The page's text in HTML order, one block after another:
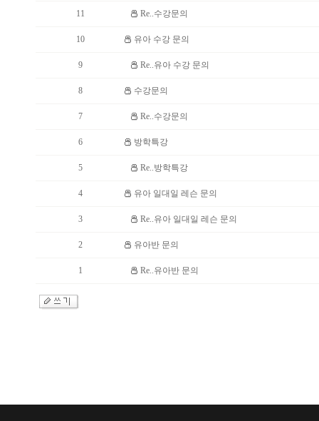
11 Re..수강문의
10 유아 수강 문의
9 Re..유아 수강 문의
8 수강문의
7 Re..수강문의
6 방학특강
5 Re..방학특강
4 유아 일대일 레슨 문의
3 Re..유아 일대일 레슨 문의
2 유아반 문의
1 Re..유아반 문의